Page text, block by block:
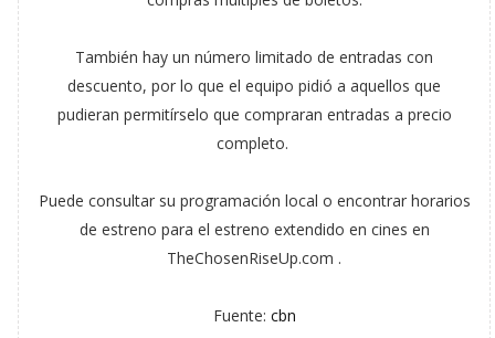
También hay un número limitado de entradas con
descuento, por lo que el equipo pidió a aquellos que
pudieran permitírselo que compraran entradas a precio
completo.
Puede consultar su programación local o encontrar horarios
de estreno para el estreno extendido en cines en
TheChosenRiseUp.com .
Fuente: cbn